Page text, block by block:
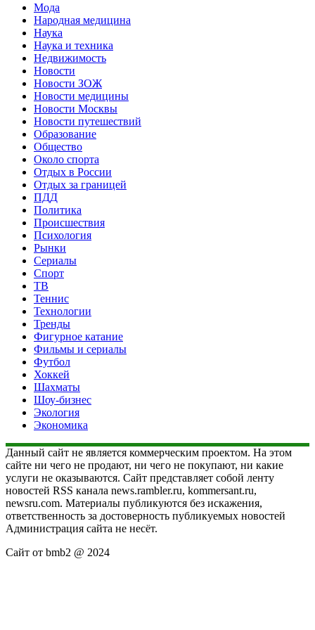
Мода
Народная медицина
Наука
Наука и техника
Недвижимость
Новости
Новости ЗОЖ
Новости медицины
Новости Москвы
Новости путешествий
Образование
Общество
Около спорта
Отдых в России
Отдых за границей
ПДД
Политика
Происшествия
Психология
Рынки
Сериалы
Спорт
ТВ
Теннис
Технологии
Тренды
Фигурное катание
Фильмы и сериалы
Футбол
Хоккей
Шахматы
Шоу-бизнес
Экология
Экономика
Данный сайт не является коммерческим проектом. На этом
сайте ни чего не продают, ни чего не покупают, ни какие
услуги не оказываются. Сайт представляет собой ленту
новостей RSS канала news.rambler.ru, kommersant.ru,
newsru.com. Материалы публикуются без искажения,
ответственность за достоверность публикуемых новостей
Администрация сайта не несёт.
Сайт от bmb2 @ 2024